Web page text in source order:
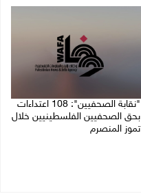
"نقابة الصحفيين": 108 اعتداءات
بحق الصحفيين الفلسطينيين خلال
تموز المنصرم